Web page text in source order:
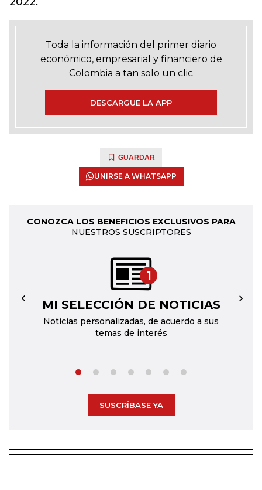
Toda la información del primer diario
económico, empresarial y financiero de
Colombia a tan solo un clic
DESCARGUE LA APP
GUARDAR
UNIRSE A WHATSAPP
CONOZCA LOS BENEFICIOS EXCLUSIVOS PARA
NUESTROS SUSCRIPTORES
1
MI SELECCIÓN DE NOTICIAS
Noticias personalizadas, de acuerdo a sus
temas de interés
← →
SUSCRÍBASE YA